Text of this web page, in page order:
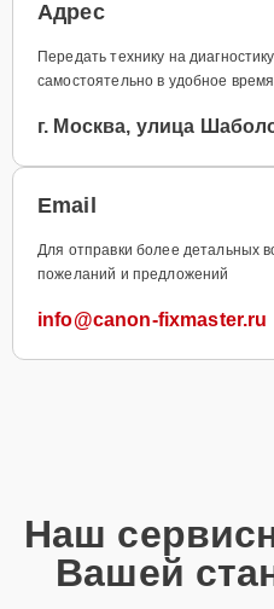
Адрес
Передать технику на
самостоятельно в удобное время
г. Москва, улица
Email
Для отправки более детальных
пожеланий и предложений
info@canon-fixmaster.ru
Наш
Вашей